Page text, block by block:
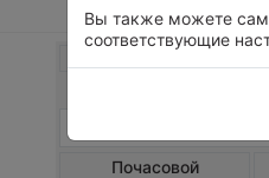
Почасовой
Вы также можете
соответствующие